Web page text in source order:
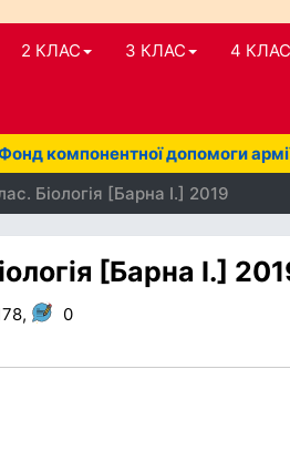
2 КЛАС 3 КЛАС 4 КЛАС
компонентної допомоги
Біологія [Барна І.] 2019
[Барна І.]
0